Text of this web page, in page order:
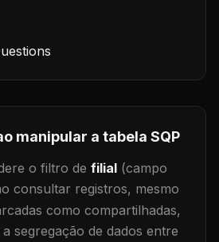
manipular a tabela SQP
o filtro de filial (campo
consultar registros, mesmo
como compartilhadas,
segregação de dados entre